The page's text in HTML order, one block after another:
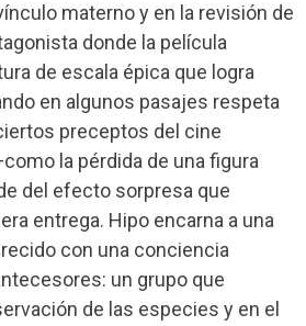
materno y en la revisión de
donde la película
de escala épica que logra
en algunos pasajes respeta
preceptos del cine
la pérdida de una figura
del efecto sorpresa que
entrega. Hipo encarna a una
con una conciencia
un grupo que
de las especies y en el